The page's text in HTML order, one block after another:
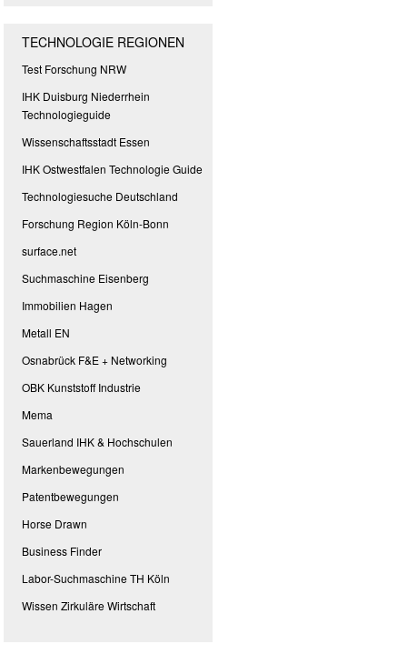
TECHNOLOGIE REGIONEN
Test Forschung NRW
IHK Duisburg Niederrhein
Technologieguide
Wissenschaftsstadt Essen
IHK Ostwestfalen Technologie Guide
Technologiesuche Deutschland
Forschung Region Köln-Bonn
surface.net
Suchmaschine Eisenberg
Immobilien Hagen
Metall EN
Osnabrück F&E + Networking
OBK Kunststoff Industrie
Mema
Sauerland IHK & Hochschulen
Markenbewegungen
Patentbewegungen
Horse Drawn
Business Finder
Labor-Suchmaschine TH Köln
Wissen Zirkuläre Wirtschaft